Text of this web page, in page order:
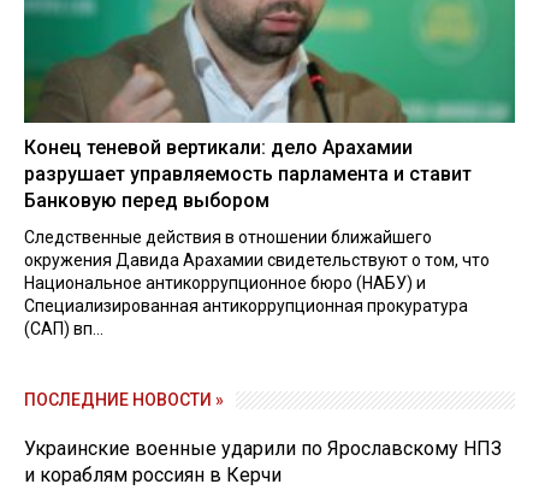
Конец теневой вертикали: дело Арахамии
разрушает управляемость парламента и ставит
Банковую перед выбором
Следственные действия в отношении ближайшего
окружения Давида Арахамии свидетельствуют о том, что
Национальное антикоррупционное бюро (НАБУ) и
Специализированная антикоррупционная прокуратура
(САП) вп...
ПОСЛЕДНИЕ НОВОСТИ »
Украинские военные ударили по Ярославскому НПЗ
и кораблям россиян в Керчи